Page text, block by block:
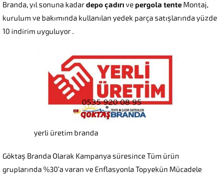
Branda, yıl sonuna kadardepo çadırıvepergola tente Montaj,
kurulum ve bakımında kullanılan yedek parça satışlarında yüzde
10 indirim uyguluyor .
yerli üretim branda
Göktaş Branda Olarak Kampanya süresince Tüm ürün
gruplarında %30’a varan ve Enflasyonla Topyekün Mücadele